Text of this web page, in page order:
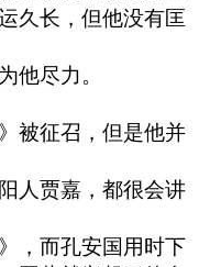
久长，但他没有匡
他尽力。
被征召，但是他并
人贾嘉，都很会讲
，而孔安国用时下